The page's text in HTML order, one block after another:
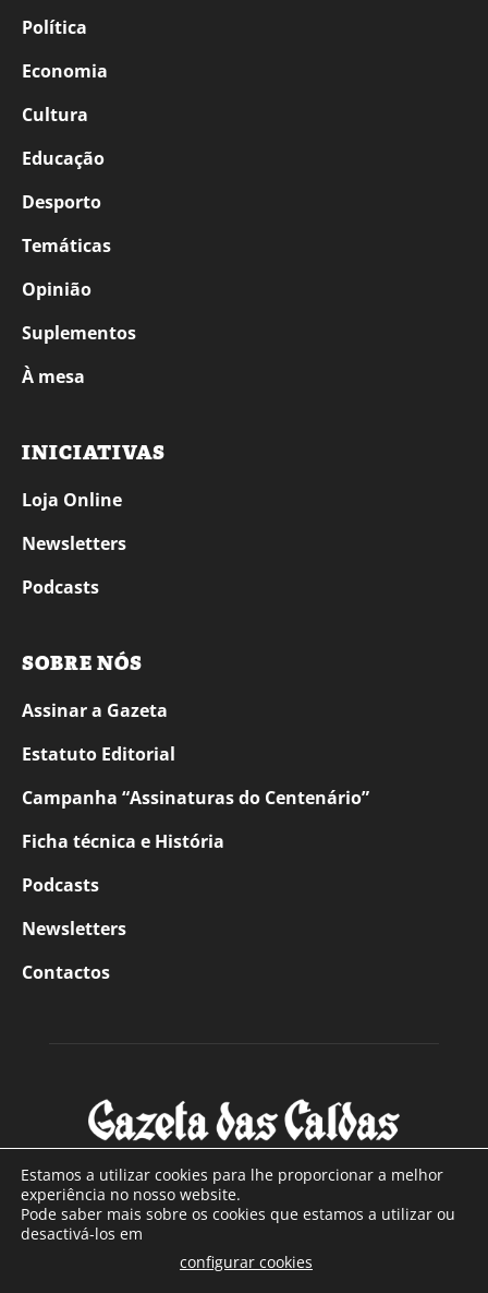
Política
Economia
Cultura
Educação
Desporto
Temáticas
Opinião
Suplementos
À mesa
INICIATIVAS
Loja Online
Newsletters
Podcasts
SOBRE NÓS
Assinar a Gazeta
Estatuto Editorial
Campanha “Assinaturas do Centenário”
Ficha técnica e História
Podcasts
Newsletters
Contactos
SOBRE NÓS
Com sede nas Caldas da Rainha e mais de 90 anos de
Estamos a utilizar cookies para lhe proporcionar a melhor
experiência no nosso website.
Pode saber mais sobre os cookies que estamos a utilizar ou
desactivá-los em
configurar cookies